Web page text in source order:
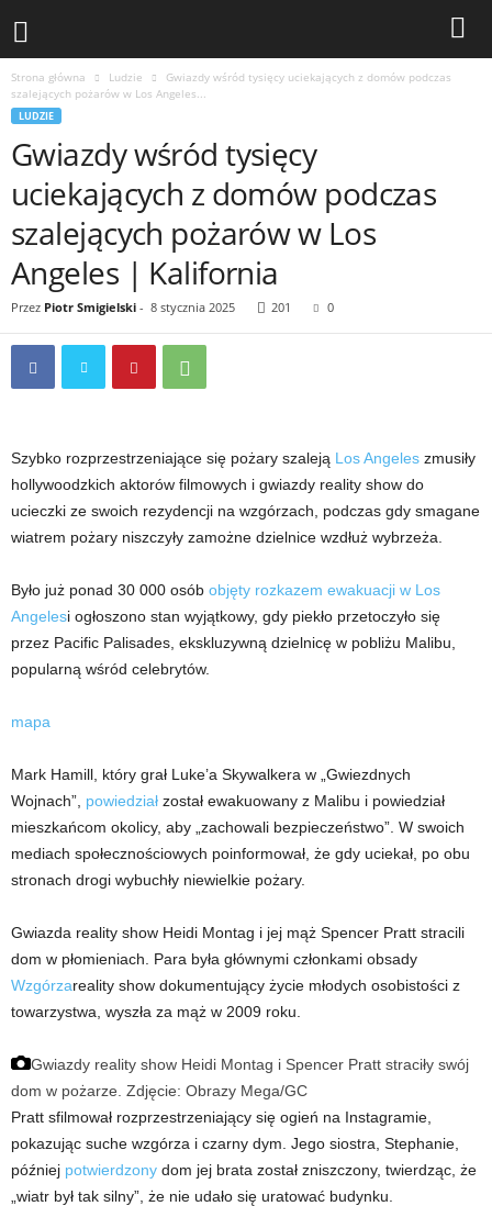
Strona główna Ludzie
Gwiazdy wśród tysięcy uciekających z domów podczas
szalejących pożarów w Los Angeles...
LUDZIE
Gwiazdy wśród tysięcy
uciekających z domów podczas
szalejących pożarów w Los
Angeles | Kalifornia
Przez Piotr Smigielski - 8 stycznia 2025 201 0
Szybko rozprzestrzeniające się pożary szaleją Los Angeles zmusiły
hollywoodzkich aktorów filmowych i gwiazdy reality show do
ucieczki ze swoich rezydencji na wzgórzach, podczas gdy smagane
wiatrem pożary niszczyły zamożne dzielnice wzdłuż wybrzeża.
Było już ponad 30 000 osób objęty rozkazem ewakuacji w Los
Angelesi ogłoszono stan wyjątkowy, gdy piekło przetoczyło się
przez Pacific Palisades, ekskluzywną dzielnicę w pobliżu Malibu,
popularną wśród celebrytów.
mapa
Mark Hamill, który grał Luke’a Skywalkera w „Gwiezdnych
Wojnach”, powiedział został ewakuowany z Malibu i powiedział
mieszkańcom okolicy, aby „zachowali bezpieczeństwo”. W swoich
mediach społecznościowych poinformował, że gdy uciekał, po obu
stronach drogi wybuchły niewielkie pożary.
Gwiazda reality show Heidi Montag i jej mąż Spencer Pratt stracili
dom w płomieniach. Para była głównymi członkami obsady
Wzgórzareality show dokumentujący życie młodych osobistości z
towarzystwa, wyszła za mąż w 2009 roku.
Gwiazdy reality show Heidi Montag i Spencer Pratt straciły swój
dom w pożarze. Zdjęcie: Obrazy Mega/GC
Pratt sfilmował rozprzestrzeniający się ogień na Instagramie,
pokazując suche wzgórza i czarny dym. Jego siostra, Stephanie,
później potwierdzony dom jej brata został zniszczony, twierdząc, że
„wiatr był tak silny”, że nie udało się uratować budynku.